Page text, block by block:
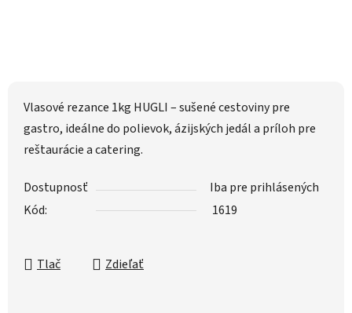
Vlasové rezance 1kg HUGLI – sušené cestoviny pre
gastro, ideálne do polievok, ázijských jedál a príloh pre
reštaurácie a catering.
Dostupnosť
Iba pre prihlásených
Kód:
1619
Tlač Zdieľať